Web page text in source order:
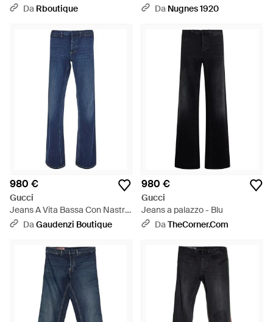
Da Rboutique
Da Nugnes 1920
980 €
Gucci
Jeans A Vita Bassa Con Nastro
Web Sul Lato E Gamba
DaGaudenzi Boutique
980 €
Gucci
Jeans a palazzo - Blu
DaTheCorner.com